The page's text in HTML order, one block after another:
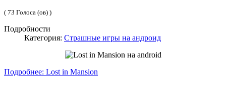
( 73 Голоса (ов) )
Подробности
Категория: Страшные игры на андроид
Подробнее: Lost in Mansion